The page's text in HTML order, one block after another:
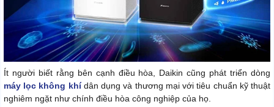
Ít người biết rằng bên cạnh điều hòa, Daikin cũng phát triển dòng
máy lọc không khídân dụng và thương mại với tiêu chuẩn kỹ thuật
nghiêm ngặt như chính điều hòa công nghiệp của họ.